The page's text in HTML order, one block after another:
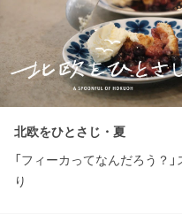
北欧をひとさじ・夏
「フィーカってなんだろう？
り